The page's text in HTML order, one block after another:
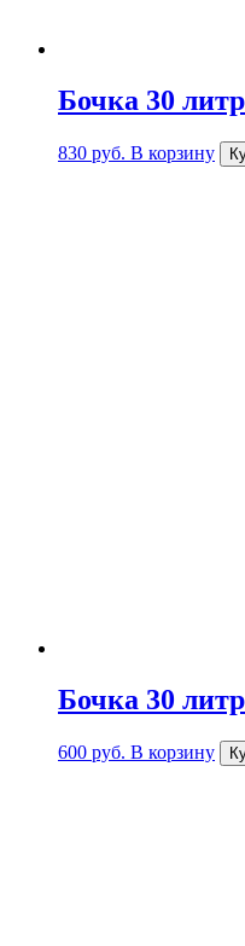
Бочка 30
830 руб. В корзину
Бочка 30
600 руб. В корзину